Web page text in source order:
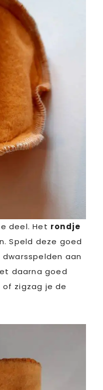
deel. Het rondje
Speld deze goed
aan
daarna goed
zigzag je de